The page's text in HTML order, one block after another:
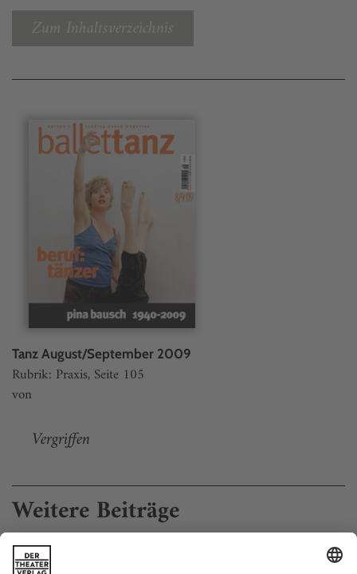
Zum Inhaltsverzeichnis
Tanz August/September 2009
Rubrik: Praxis, Seite 105
von
Vergriffen
Weitere Beiträge
«Jeder soll so sein, wie er ist»
Raimund Hoghe begleitete Pina Bauschs Schaffen von 1979 bis 1987